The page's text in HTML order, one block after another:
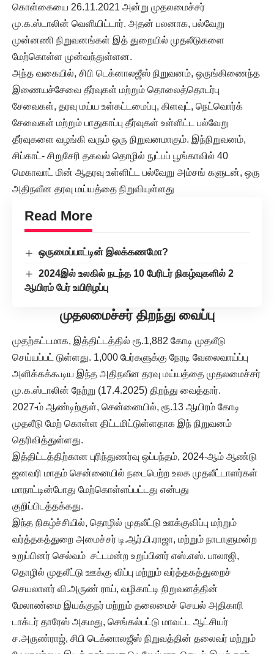
கொள்கையை 26.11.2021 அன்று முதலமைச்சர்
மு.க.ஸ்டாலின் வெளியிட்டார். அதன் பலனாக, பல்வேறு
முன்னணி நிறுவனங்கள் இத் துறையில் முதலீடுகளை
மேற்கொள்ள முன்வந்துள்ளன.
அந்த வகையில், சிபி டெக்னாலஜீஸ் நிறுவனம், ஒருங்கிணைந்த
இணையச்சேவை தீர்வுகள் மற்றும் தொலைத்தொடர்பு
சேவைகள், தரவு மய்ய உள்கட்டமைப்பு, கிளவுட், நெட்வொர்க்
சேவைகள் மற்றும் பாதுகாப்பு தீர்வுகள் உள்ளிட்ட பல்வேறு
தீர்வுகளை வழங்கி வரும் ஒரு நிறுவனமாகும். இந்நிறுவனம்,
சிப்காட்- சிறுசேரி தகவல் தொழில் நுட்பப் பூங்காவில் 40
மெகாவாட் மின் ஆதரவு உள்ளிட்ட பல்வேறு அம்சங் களுடன், ஒரு
அதிநவீன தரவு மய்யத்தை நிறுவியுள்ளது
Read More
ஒருமைப்பாட்டின் இலக்கணமோ?
2024இல் உலகில் நடந்த 10 பேரிடர் நிகழ்வுகளில் 2
ஆயிரம் பேர் உயிரிழப்பு
முதலமைச்சர் திறந்து வைப்பு
முதற்கட்டமாக, இத்திட்டத்தில் ரூ.1,882 கோடி முதலீடு
செய்யப்பட் டுள்ளது. 1,000 பேர்களுக்கு நேரடி வேலைவாய்ப்பு
அளிக்கக்கூடிய இந்த அதிநவீன தரவு மய்யத்தை முதலமைச்சர்
மு.க.ஸ்டாலின் நேற்று (17.4.2025) திறந்து வைத்தார்.
2027-ம் ஆண்டிற்குள், சென்னையில், ரூ.13 ஆயிரம் கோடி
முதலீடு மேற் கொள்ள திட்டமிட்டுள்ளதாக இந் நிறுவனம்
தெரிவித்துள்ளது.
இத்திட்டத்திற்கான புரிந்துணர்வு ஒப்பந்தம், 2024-ஆம் ஆண்டு
ஜனவரி மாதம் சென்னையில் நடைபெற்ற உலக முதலீட்டாளர்கள்
மாநாட்டின்போது மேற்கொள்ளப்பட்டது என்பது
குறிப்பிடத்தக்கது.
இந்த நிகழ்ச்சியில், தொழில் முதலீட்டு ஊக்குவிப்பு மற்றும்
வர்த்தகத்துறை அமைச்சர் டி.ஆர்.பி.ராஜா, மற்றும் நாடாளுமன்ற
உறுப்பினர் செல்வம் சட்டமன்ற உறுப்பினர் எஸ்.எஸ். பாலாஜி,
தொழில் முதலீட்டு ஊக்கு விப்பு மற்றும் வர்த்தகத்துறைச்
செயலாளர் வி.அருண் ராய், வழிகாட்டி நிறுவனத்தின்
மேலாண்மை இயக்குநர் மற்றும் தலைமைச் செயல் அதிகாரி
டாக்டர் தாரேஸ் அகமது, செங்கல்பட்டு மாவட்ட ஆட்சியர்
ச.அருண்ராஜ், சிபி டெக்னாலஜீஸ் நிறுவத்தின் தலைவர் மற்றும்